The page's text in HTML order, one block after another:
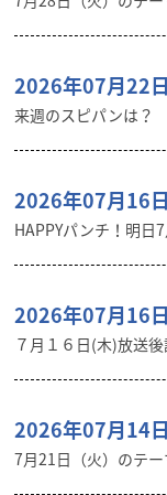
2026年07月22日
来週のスピパンは？
2026年07月16日
HAPPYパンチ！明日
2026年07月16日
７月１６日(木)放送
2026年07月14日
7月21日（火）のテー